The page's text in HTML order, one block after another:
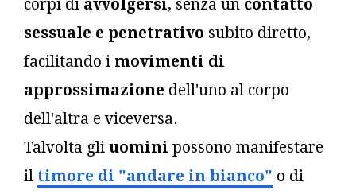
corpi di avvolgersi, senza un contatto
sessuale e penetrativo subito diretto,
facilitando i movimenti di
approssimazione dell'uno al corpo
dell'altra e viceversa.
Talvolta gli uomini possono manifestare
il timore di "andare in bianco" o di